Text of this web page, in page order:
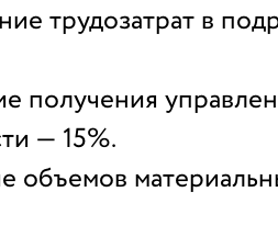
трудозатрат в
получения
— 15%.
объемов